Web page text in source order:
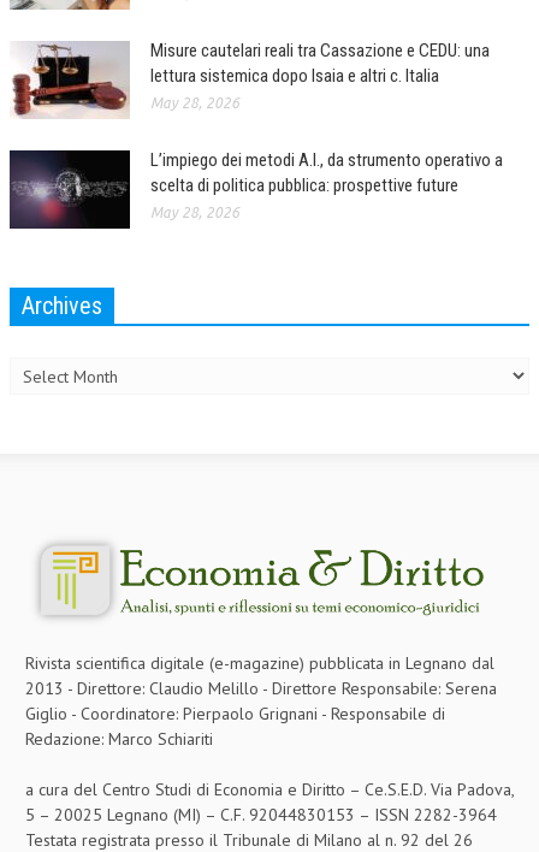
LA RIVISTA
COMITATO SCIENTIFICO
REDAZIONE
PEER REVIEW
AUTORI
HUMAN RESOURCES
RISORSE UMANE
MARKETING
TREASURY IN FINANCIAL SERVICES
PERSONA E CITTÀ
Misure cautelari reali tra Cassazione e CEDU: una
lettura sistemica dopo Isaia e altri c. Italia
May 28, 2026
L’impiego dei metodi A.I., da strumento operativo a
scelta di politica pubblica: prospettive future
May 28, 2026
Archives
Rivista scientifica digitale (e-magazine) pubblicata in Legnano dal
2013 - Direttore: Claudio Melillo - Direttore Responsabile: Serena
Giglio - Coordinatore: Pierpaolo Grignani - Responsabile di
Redazione: Marco Schiariti
a cura del Centro Studi di Economia e Diritto – Ce.S.E.D. Via Padova,
5 – 20025 Legnano (MI) – C.F. 92044830153 – ISSN 2282-3964
Testata registrata presso il Tribunale di Milano al n. 92 del 26